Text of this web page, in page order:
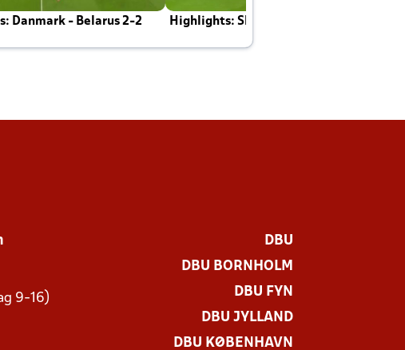
Danmark - Belarus 2-2 Highlights: Skotland - Danmark 4-2
9-16)
DBU
DBU BORNHOLM
DBU FYN
DBU JYLLAND
DBU KØBENHAVN